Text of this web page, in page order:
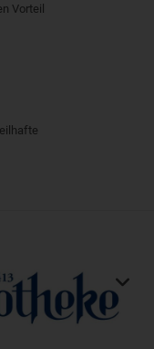
Vorteil